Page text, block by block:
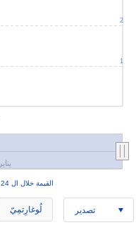
القيمة خلال ال 24 ساعة
1. يناير
1
2
لُوغارِتمِيّ تصدير